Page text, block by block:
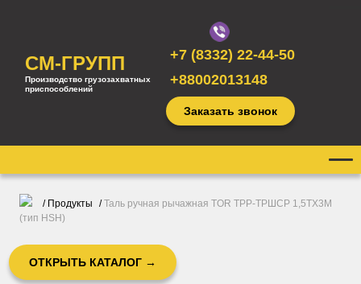
СМ-ГРУПП
Производство грузозахватных
приспособлений
+7 (8332) 22-44-50
+88002013148
Заказать звонок
/ Продукты /Таль ручная рычажная TOR ТРР-ТРШСР 1,5ТХ3М
(тип HSH)
ОТКРЫТЬ КАТАЛОГ →